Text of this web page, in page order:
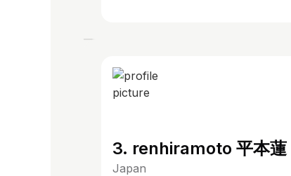
3. renhiramoto 平本蓮
Japan